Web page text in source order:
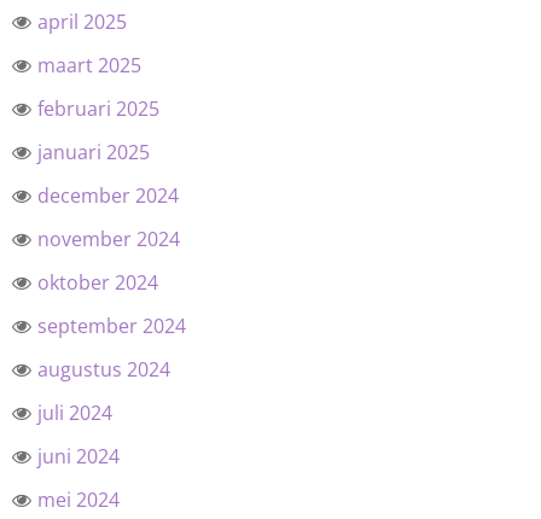
april 2025
maart 2025
februari 2025
januari 2025
december 2024
november 2024
oktober 2024
september 2024
augustus 2024
juli 2024
juni 2024
mei 2024